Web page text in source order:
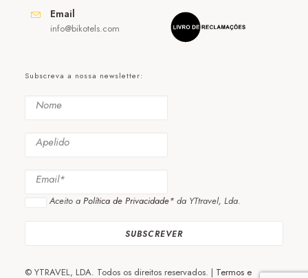
Email
info@bikotels.com
Subscreva a nossa newsletter:
Aceito a Política de Privacidade* da YTtravel, Lda.
© YTRAVEL, LDA. Todos os direitos reservados. | Termos e